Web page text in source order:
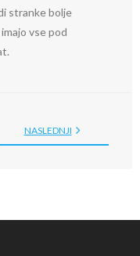
stranke bolje
vse pod
NASLEDNJI